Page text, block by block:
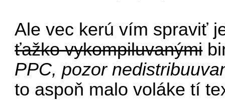
Ale vec kerú vím spraviť
ťažko vykompiluvanými
PPC, pozor
to aspoň malo voláke tí